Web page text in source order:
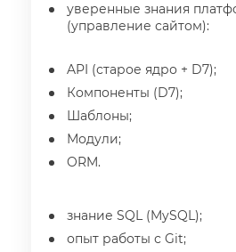
уверенные знания
(управление сайтом):
API (старое ядро + D7);
Компоненты (D7);
Шаблоны;
Модули;
ORM.
знание SQL (MySQL);
опыт работы с Git;